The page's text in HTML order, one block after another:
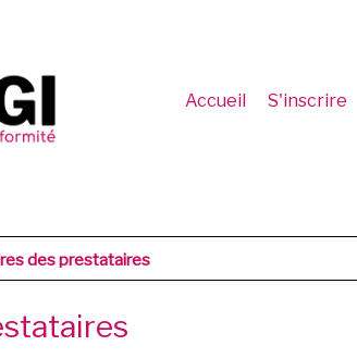
Accueil S'inscrire
des prestataires